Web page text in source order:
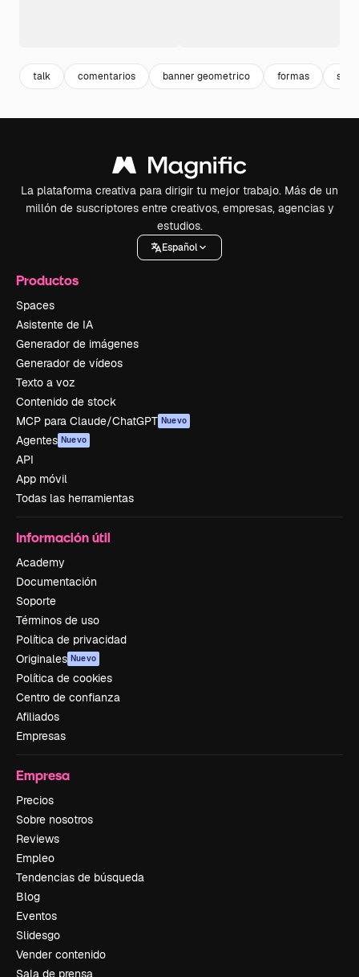
talk comentarios banner geometrico formas
La plataforma creativa para dirigir tu mejor trabajo. Más de un
millón de suscriptores entre creativos, empresas, agencias y
estudios.
Español
Productos
Spaces
Asistente de IA
Generador de imágenes
Generador de vídeos
Texto a voz
Contenido de stock
MCP para Claude/ChatGPT Nuevo
Agentes Nuevo
API
App móvil
Todas las herramientas
Información útil
Academy
Documentación
Soporte
Términos de uso
Política de privacidad
Originales Nuevo
Política de cookies
Centro de confianza
Afiliados
Empresas
Empresa
Precios
Sobre nosotros
Reviews
Empleo
Tendencias de búsqueda
Blog
Eventos
Slidesgo
Vender contenido
Sala de prensa